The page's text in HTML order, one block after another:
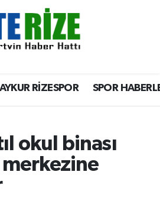
RİZESPOR SPOR
okul binası
merkezine
Eczaneler
Haritası
ve Fikstür